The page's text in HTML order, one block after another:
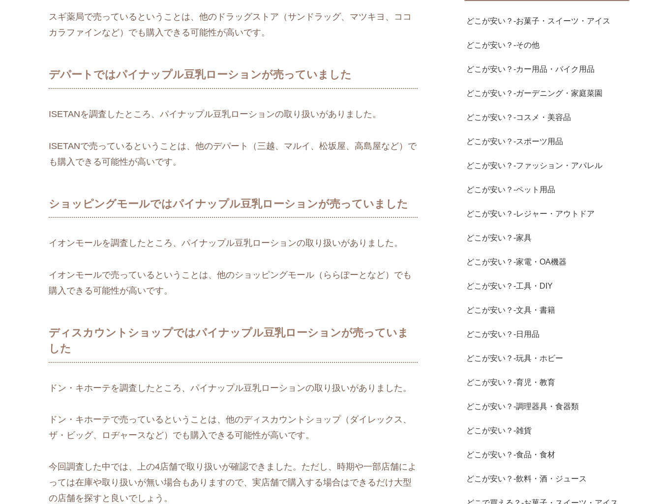
スギ薬局で売っているということは、他のドラッグストア（サンドラッグ、マツキヨ、ココ
カラファインなど）でも購入できる可能性が高いです。
デパートではパイナップル豆乳ローションが売っていました
ISETANを調査したところ、パイナップル豆乳ローションの取り扱いがありました。
ISETANで売っているということは、他のデパート（三越、マルイ、松坂屋、高島屋など）で
も購入できる可能性が高いです。
ショッピングモールではパイナップル豆乳ローションが売っていました
イオンモールを調査したところ、パイナップル豆乳ローションの取り扱いがありました。
イオンモールで売っているということは、他のショッピングモール（ららぽーとなど）でも
購入できる可能性が高いです。
ディスカウントショップではパイナップル豆乳ローションが売っていま
した
ドン・キホーテを調査したところ、パイナップル豆乳ローションの取り扱いがありました。
ドン・キホーテで売っているということは、他のディスカウントショップ（ダイレックス、
ザ・ビッグ、ロヂャースなど）でも購入できる可能性が高いです。
今回調査した中では、上の4店舗で取り扱いが確認できました。ただし、時期や一部店舗によ
っては在庫や取り扱いが無い場合もありますので、実店舗で購入する場合はできるだけ大型
の店舗を探すと良いでしょう。
どこが安い？-お菓子・スイーツ・アイス
どこが安い？-その他
どこが安い？-カー用品・バイク用品
どこが安い？-ガーデニング・家庭菜園
どこが安い？-コスメ・美容品
どこが安い？-スポーツ用品
どこが安い？-ファッション・アパレル
どこが安い？-ペット用品
どこが安い？-レジャー・アウトドア
どこが安い？-家具
どこが安い？-家電・OA機器
どこが安い？-工具・DIY
どこが安い？-文具・書籍
どこが安い？-日用品
どこが安い？-玩具・ホビー
どこが安い？-育児・教育
どこが安い？-調理器具・食器類
どこが安い？-雑貨
どこが安い？-食品・食材
どこが安い？-飲料・酒・ジュース